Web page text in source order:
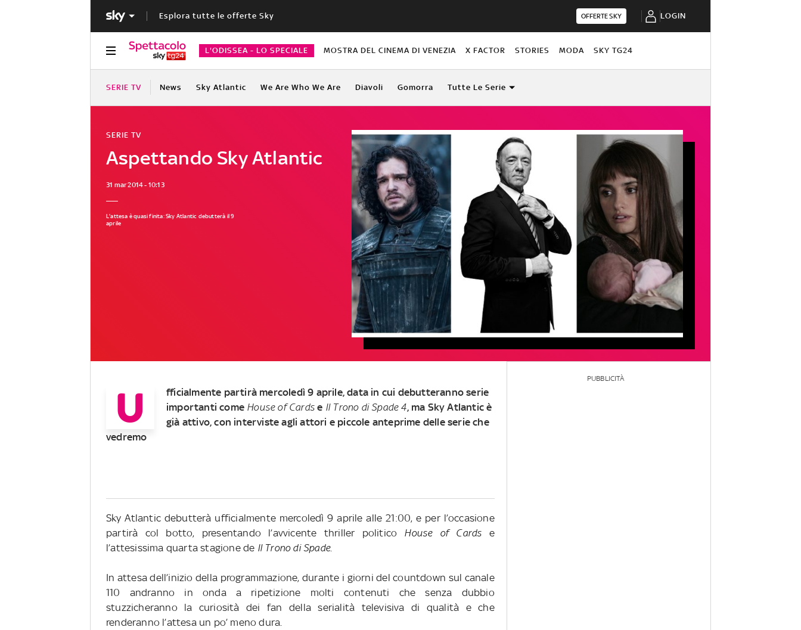
Esplora tutte le offerte Sky OFFERTE SKY LOGIN
L'ODISSEA - LO SPECIALE MOSTRA DEL CINEMA DI VENEZIA X FACTOR STORIES MODA SKY TG24
SERIE TV News Sky Atlantic We Are Who We Are Diavoli Gomorra Tutte Le Serie
Aspettando Sky Atlantic
SERIE TV
31 mar 2014 - 10:13
L'attesa è quasi finita: Sky Atlantic debutterà il 9
aprile
U
fficialmente partirà mercoledì 9 aprile, data in cui debutteranno serie
importanti come House of Cardse Il Trono di Spade 4, ma Sky Atlantic è
già attivo, con interviste agli attori e piccole anteprime delle serie che
vedremo
Sky Atlantic debutterà ufficialmente mercoledì 9 aprile alle 21:00, e per l’occasione
partirà col botto, presentando l’avvicente thriller politico House of Cards e
l’attesissima quarta stagione de Il Trono di Spade.
In attesa dell’inizio della programmazione, durante i giorni del countdown sul canale
110 andranno in onda a ripetizione molti contenuti che senza dubbio
stuzzicheranno la curiosità dei fan della serialità televisiva di qualità e che
renderanno l’attesa un po’ meno dura.
PUBBLICITÀ